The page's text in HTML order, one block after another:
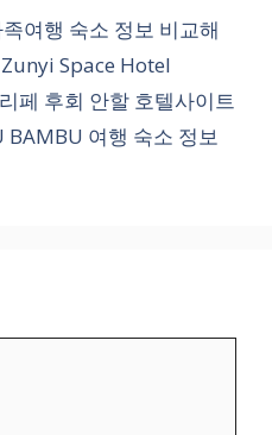
여행 숙소 정보 비교해
Space Hotel
페 후회 안할 호텔사이트
여행 숙소 정보